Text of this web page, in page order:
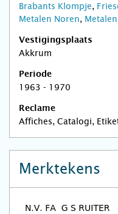
Brabants Klompje,
Metalen Noren,
Vestigingsplaats
Akkrum
Periode
1963 - 1970
Reclame
Affiches, Catalogi,
Merktekens